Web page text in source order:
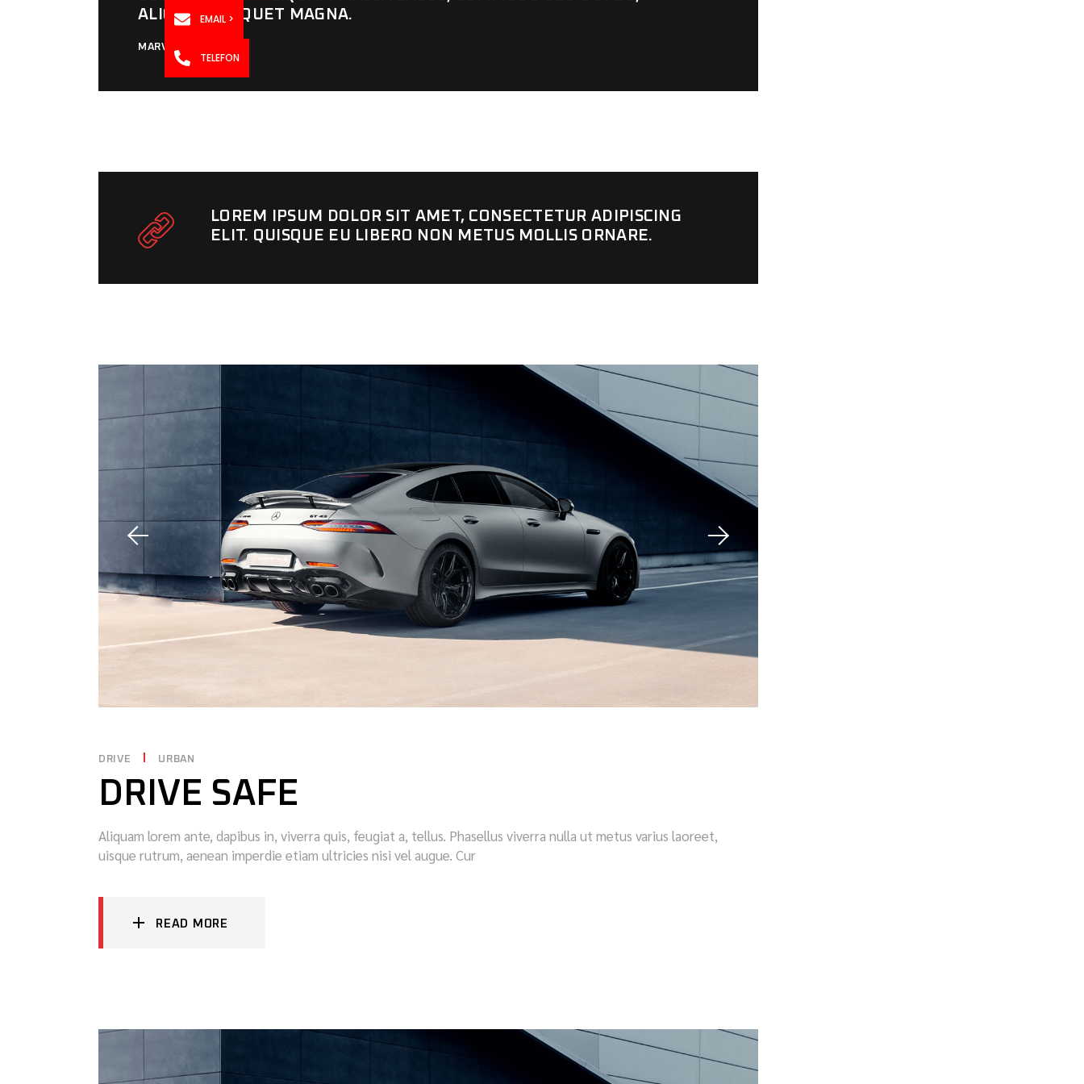
ALIQUAM ALIQUET MAGNA.
MARVIN DEAN
LOREM IPSUM DOLOR SIT AMET, CONSECTETUR ADIPISCING
ELIT. QUISQUE EU LIBERO NON METUS MOLLIS ORNARE.
DRIVE URBAN
DRIVE SAFE
Aliquam lorem ante, dapibus in, viverra quis, feugiat a, tellus. Phasellus viverra nulla ut metus varius laoreet,
uisque rutrum, aenean imperdie etiam ultricies nisi vel augue. Cur
READ MORE
EMAIL >
TELEFON